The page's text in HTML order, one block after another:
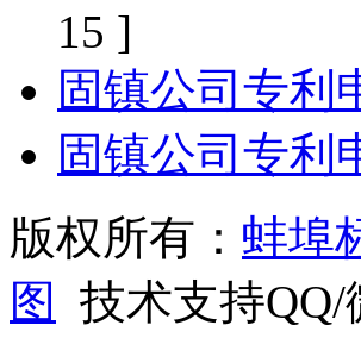
15 ]
固镇公司专利
固镇公司专利
版权所有： 蚌埠
图
技术支持QQ/